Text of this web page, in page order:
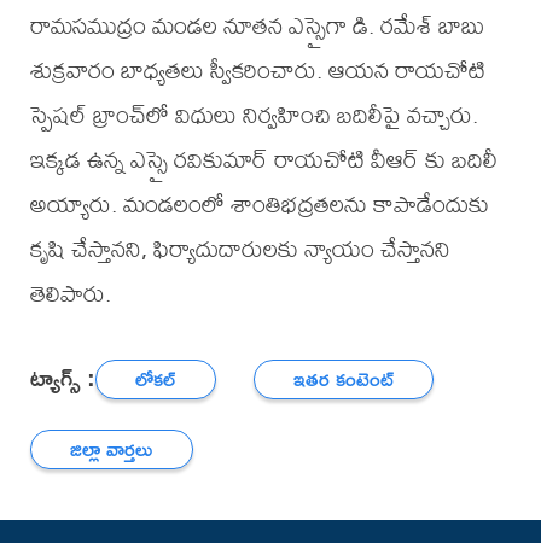
రామసముద్రం మండల నూతన ఎస్సైగా డి. రమేశ్ బాబు
శుక్రవారం బాధ్యతలు స్వీకరించారు. ఆయన రాయచోటి
స్పెషల్ బ్రాంచ్‌లో విధులు నిర్వహించి బదిలీపై వచ్చారు.
ఇక్కడ ఉన్న ఎస్సై రవికుమార్ రాయచోటి వీఆర్ కు బదిలీ
అయ్యారు. మండలంలో శాంతిభద్రతలను కాపాడేందుకు
కృషి చేస్తానని, ఫిర్యాదుదారులకు న్యాయం చేస్తానని
తెలిపారు.
ట్యాగ్స్ : లోకల్
ఇతర కంటెంట్
జిల్లా వార్తలు